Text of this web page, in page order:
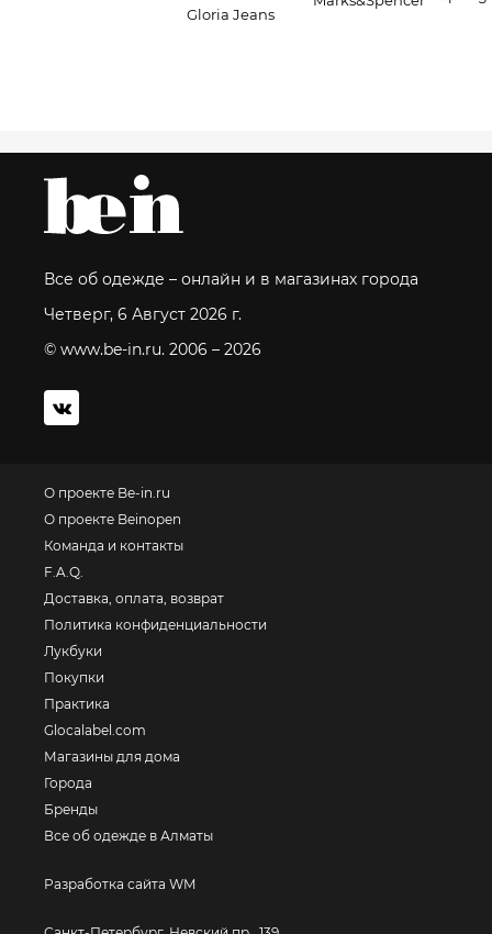
Gloria Jeans
Все об одежде – онлайн и в магазинах города
Четверг, 6 Август 2026 г.
© www.be-in.ru. 2006 – 2026
О проекте Be-in.ru
О проекте Beinopen
Команда и контакты
F.A.Q.
Доставка, оплата, возврат
Политика конфиденциальности
Лукбуки
Покупки
Практика
Glocalabel.com
Магазины для дома
Города
Бренды
Все об одежде в Алматы
Разработка сайта WM